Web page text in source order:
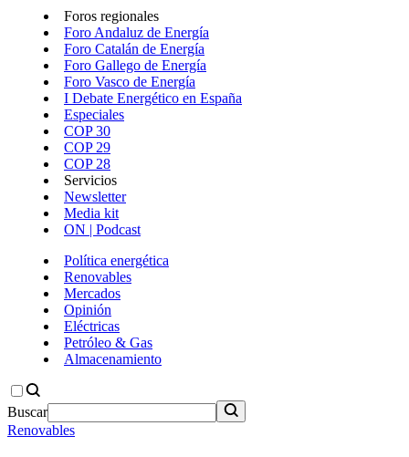
Foros regionales
Foro Andaluz de Energía
Foro Catalán de Energía
Foro Gallego de Energía
Foro Vasco de Energía
I Debate Energético en España
Especiales
COP 30
COP 29
COP 28
Servicios
Newsletter
Media kit
ON | Podcast
Política energética
Renovables
Mercados
Opinión
Eléctricas
Petróleo & Gas
Almacenamiento
Buscar
Renovables